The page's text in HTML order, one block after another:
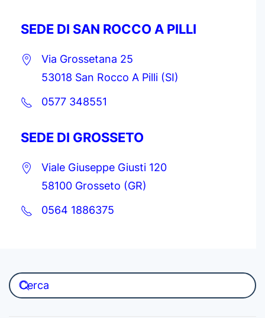
SEDE DI SAN ROCCO A PILLI
Via Grossetana 25
53018 San Rocco A Pilli (SI)
0577 348551
SEDE DI GROSSETO
Viale Giuseppe Giusti 120
58100 Grosseto (GR)
0564 1886375